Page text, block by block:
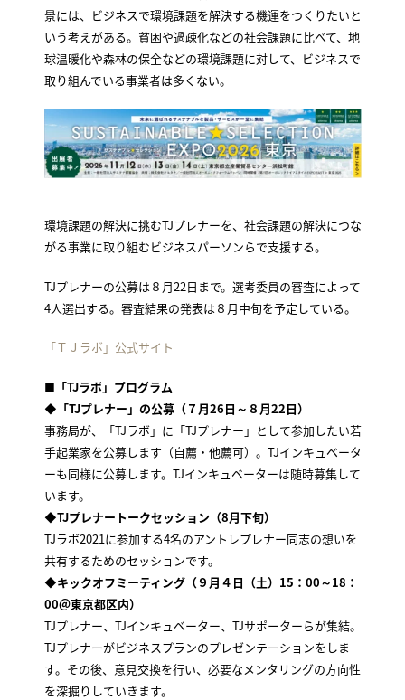
景には、ビジネスで環境課題を解決する機運をつくりたいと
いう考えがある。貧困や過疎化などの社会課題に比べて、地
球温暖化や森林の保全などの環境課題に対して、ビジネスで
取り組んでいる事業者は多くない。
環境課題の解決に挑むTJプレナーを、社会課題の解決につな
がる事業に取り組むビジネスパーソンらで支援する。
TJプレナーの公募は８月22日まで。選考委員の審査によって
4人選出する。審査結果の発表は８月中旬を予定している。
「ＴＪラボ」公式サイト
■「TJラボ」プログラム
◆「TJプレナー」の公募（７月26日～８月22日）
事務局が、「TJラボ」に「TJプレナー」として参加したい若
手起業家を公募します（自薦・他薦可）。TJインキュベータ
ーも同様に公募します。TJインキュベーターは随時募集して
います。
◆TJプレナートークセッション（8月下旬）
TJラボ2021に参加する4名のアントレプレナー同志の想いを
共有するためのセッションです。
◆キックオフミーティング（９月４日（土）15：00～18：
00＠東京都区内）
TJプレナー、TJインキュベーター、TJサポーターらが集結。
TJプレナーがビジネスプランのプレゼンテーションをしま
す。その後、意見交換を行い、必要なメンタリングの方向性
を深掘りしていきます。